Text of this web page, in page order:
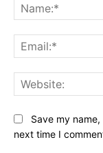
Save my
next time I